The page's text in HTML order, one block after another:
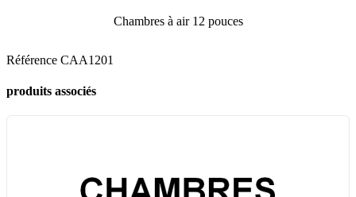
Chambres à air 12 pouces
Référence CAA1201
produits associés